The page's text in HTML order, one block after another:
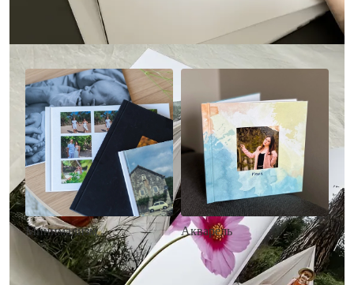
Минимализм
• Без декора
• Выбор цвета фона
Акварель
• Декор в стиле
акварельных красок